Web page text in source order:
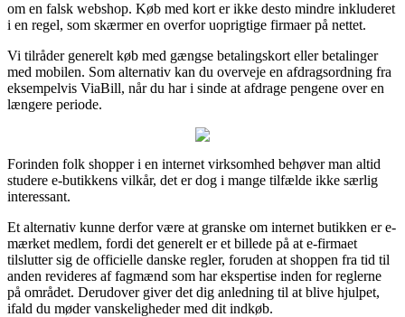
om en falsk webshop. Køb med kort er ikke desto mindre inkluderet
i en regel, som skærmer en overfor uoprigtige firmaer på nettet.
Vi tilråder generelt køb med gængse betalingskort eller betalinger
med mobilen. Som alternativ kan du overveje en afdragsordning fra
eksempelvis ViaBill, når du har i sinde at afdrage pengene over en
længere periode.
Forinden folk shopper i en internet virksomhed behøver man altid
studere e-butikkens vilkår, det er dog i mange tilfælde ikke særlig
interessant.
Et alternativ kunne derfor være at granske om internet butikken er e-
mærket medlem, fordi det generelt er et billede på at e-firmaet
tilslutter sig de officielle danske regler, foruden at shoppen fra tid til
anden revideres af fagmænd som har ekspertise inden for reglerne
på området. Derudover giver det dig anledning til at blive hjulpet,
ifald du møder vanskeligheder med dit indkøb.